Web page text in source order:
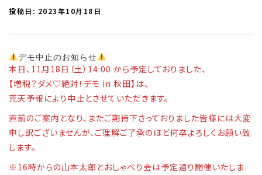
投稿日: 2023年10月18日
デモ中止のお知らせ
本日、11月18日（土）14:00 から予定しておりました、
【増税？ダメ♡絶対！デモ in 秋田】は、
荒天予報により中止とさせていただきます。
直前のご案内となり、またご期待下さっておりました皆様には大変
申し訳ございませんが、ご理解ご了承のほど何卒よろしくお願い致
します。
※16時からの山本太郎とおしゃべり会は予定通り開催いたしま